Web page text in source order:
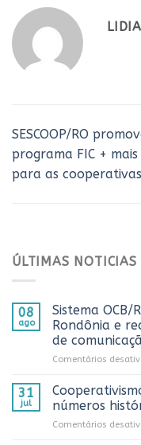
SESCOOP/RO
programa FIC + mais
para as cooperativas
ÚLTIMAS NOTICIAS
08
ago
Sistema OCB/
Rondônia e
de
Comentários
31
jul
números
Comentários